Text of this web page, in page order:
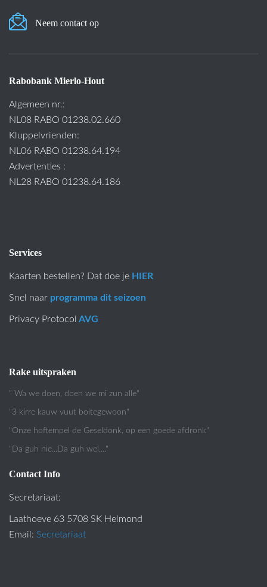
Neem contact op
Rabobank Mierlo-Hout
Algemeen nr.:
NL08 RABO 01238.02.660
Kluppelvrienden:
NL06 RABO 01238.64.194
Advertenties :
NL28 RABO 01238.64.186
Services
Kaarten bestellen? Dat doe je HIER
Snel naar programma dit seizoen
Privacy Protocol AVG
Rake uitspraken
" Wa we doen, doen we mi zun alle"
"3 kirre kauw vuut boitegewoon"
"Onze hoftempel de Geseldonk, op een goede afdronk"
"Da guh nie...Da guh wel...."
Contact Info
Secretariaat:
Laathoeve 63 5708 SK Helmond
Email: Secretariaat